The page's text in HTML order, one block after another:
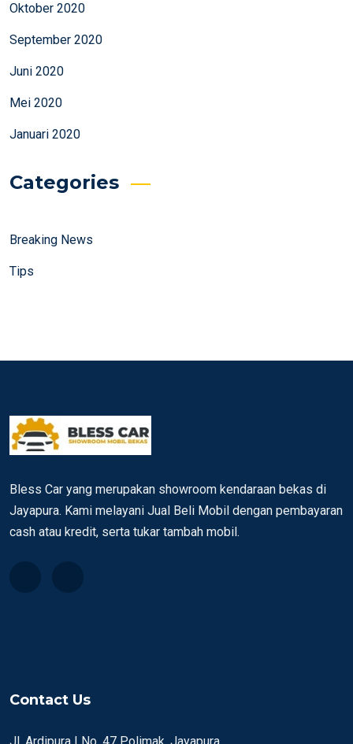
Oktober 2020
September 2020
Juni 2020
Mei 2020
Januari 2020
Categories
Breaking News
Tips
Bless Car yang merupakan showroom kendaraan bekas di
Jayapura. Kami melayani Jual Beli Mobil dengan pembayaran
cash atau kredit, serta tukar tambah mobil.
Contact Us